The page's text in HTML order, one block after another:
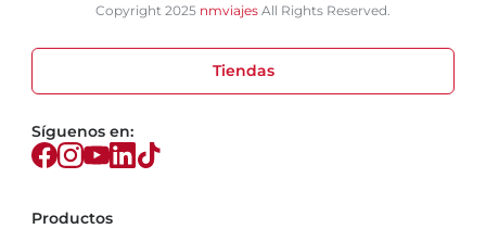
Copyright 2025 nmviajes All Rights Reserved.
Tiendas
Síguenos en:
Productos